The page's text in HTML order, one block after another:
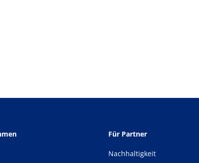
Für Partner
Nachhaltigkeit